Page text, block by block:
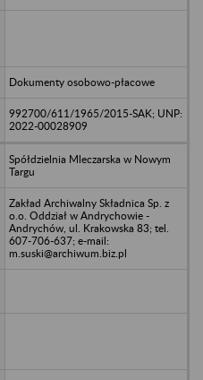
Dokumenty osobowo-płacowe
992700/611/1965/2015-SAK; UNP:
2022-00028909
Spółdzielnia Mleczarska w Nowym
Targu
Zakład Archiwalny Składnica Sp. z
o.o. Oddział w Andrychowie -
Andrychów, ul. Krakowska 83; tel.
607-706-637; e-mail:
m.suski@archiwum.biz.pl